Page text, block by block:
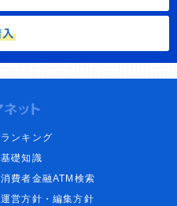
ランキング
基礎知識
消費者金融ATM検索
運営方針・編集方針